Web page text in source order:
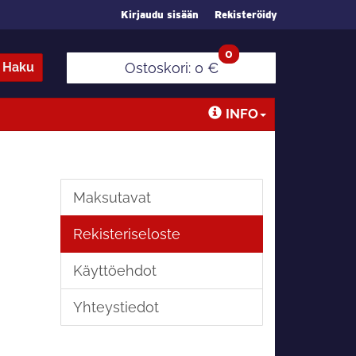
Kirjaudu sisään Rekisteröidy
Haku Ostoskori: 0 €
0
INFO
Maksutavat
Rekisteriseloste
Käyttöehdot
Yhteystiedot